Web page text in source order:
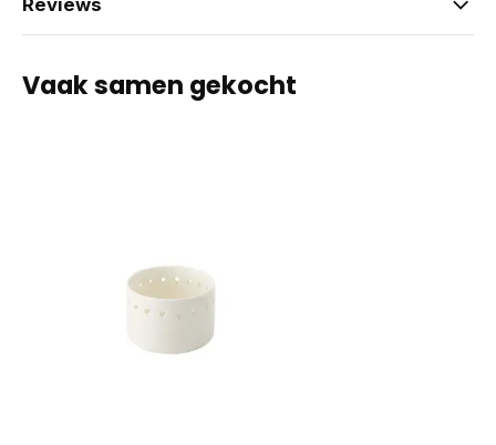
Reviews
Vaak samen gekocht